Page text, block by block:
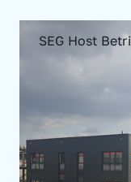
SEG Host